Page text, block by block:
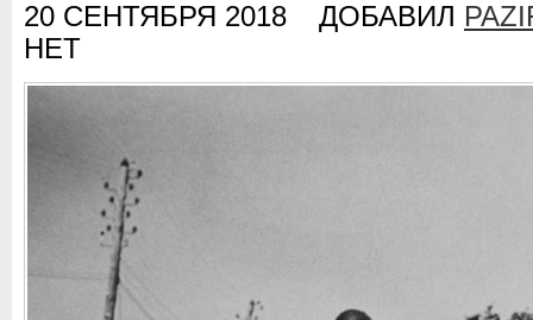
20 СЕНТЯБРЯ 2018 ДОБАВИЛ
НЕТ